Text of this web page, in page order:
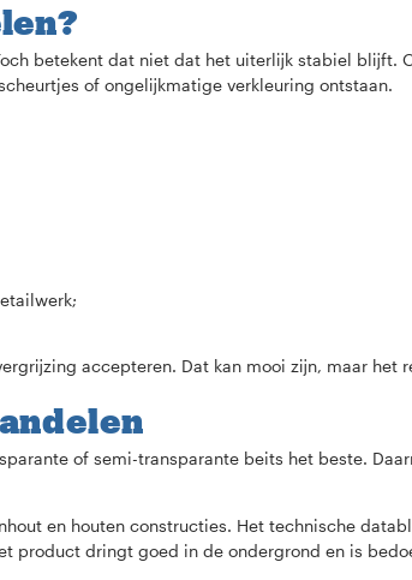
betekent dat niet dat het uiterlijk stabiel blijft.
of ongelijkmatige verkleuring ontstaan.
accepteren. Dat kan mooi zijn, maar
of semi-transparante beits het beste.
en houten constructies. Het technische
product dringt goed in de ondergrond en is